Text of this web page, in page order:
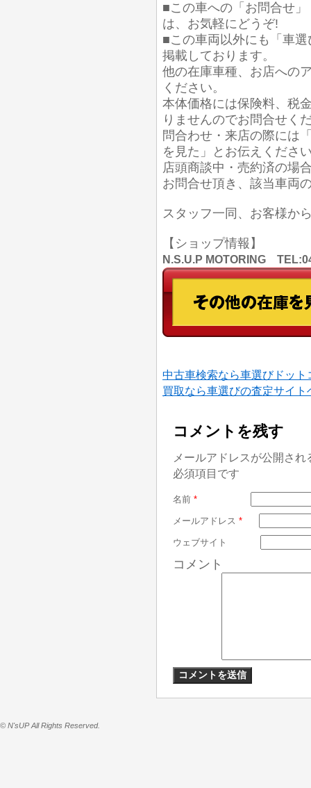
■この車への「お問合せ
は、お気軽にどうぞ!
■この車両以外にも「車
掲載しております。
他の在庫車種、お店への
ください。
本体価格には保険料、税
りませんのでお問合せく
問合わせ・来店の際には
を見た」とお伝えくださ
店頭商談中・売約済の場
お問合せ頂き、該当車両
スタッフ一同、お客様か
【ショップ情報】
N.S.U.P MOTORING
中古車検索なら車選びドット
買取なら車選びの査定サイト
コメントを残す
メールアドレスが公開さ
必須項目です
名前 *
メールアドレス *
ウェブサイト
コメント
© N'sUP All Rights Reserved.